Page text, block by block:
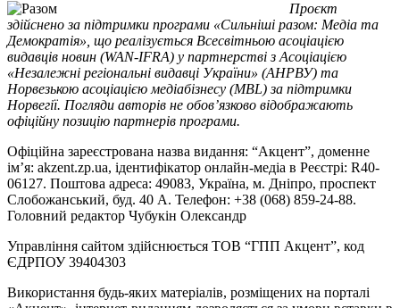
Проєкт
здійснено за підтримки програми «Сильніші разом: Медіа та
Демократія», що реалізується Всесвітньою асоціацією
видавців новин (WAN-IFRA) у партнерстві з Асоціацією
«Незалежні регіональні видавці України» (АНРВУ) та
Норвезькою асоціацією медіабізнесу (MBL) за підтримки
Норвегії. Погляди авторів не обов’язково відображають
офіційну позицію партнерів програми.
Офіційна зареєстрована назва видання: “Акцент”, доменне
ім’я: akzent.zp.ua, ідентифікатор онлайн-медіа в Реєстрі: R40-
06127. Поштова адреса: 49083, Україна, м. Дніпро, проспект
Слобожанський, буд. 40 А. Телефон: +38 (068) 859-24-88.
Головний редактор Чубукін Олександр
Управління сайтом здійснюється ТОВ “ГПП Акцент”, код
ЄДРПОУ 39404303
Використання будь-яких матеріалів, розміщених на порталі